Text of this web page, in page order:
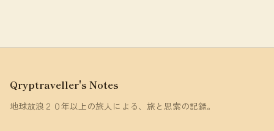
Qryptraveller's Notes
地球放浪２０年以上の旅人による、旅と思索の記録。